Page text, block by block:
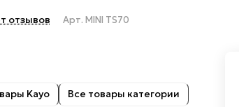
отзывов Арт. MINI TS70
Kayo Все товары категории